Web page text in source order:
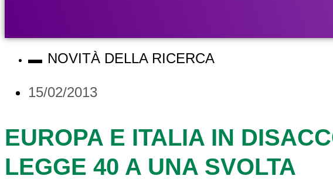
NOVITÀ DELLA RICERCA
15/02/2013
EUROPA E ITALIA IN
LEGGE 40 A UNA SVOLTA